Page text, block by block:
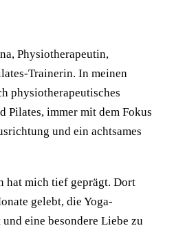
Physiotherapeutin,
Trainerin. In meinen
physiotherapeutisches
Pilates, immer mit dem Fokus
und ein achtsames
hat mich tief geprägt. Dort
gelebt, die Yoga-
eine besondere Liebe zu